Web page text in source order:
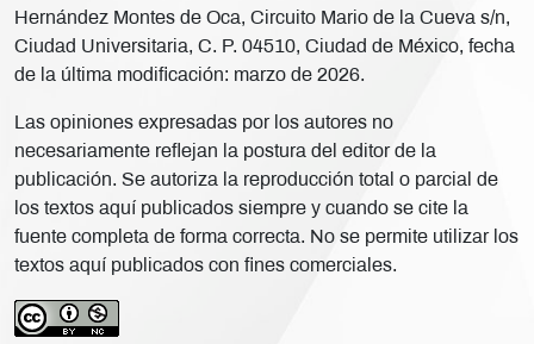
Hernández Montes de Oca, Circuito Mario de la Cueva s/n,
Ciudad Universitaria, C. P. 04510, Ciudad de México, fecha
de la última modificación: marzo de 2026.
Las opiniones expresadas por los autores no
necesariamente reflejan la postura del editor de la
publicación. Se autoriza la reproducción total o parcial de
los textos aquí publicados siempre y cuando se cite la
fuente completa de forma correcta. No se permite utilizar los
textos aquí publicados con fines comerciales.